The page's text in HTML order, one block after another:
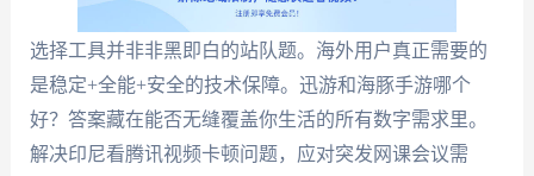
选择工具并非非黑即白的站队题。海外用户真正需要的
是稳定+全能+安全的技术保障。迅游和海豚手游哪个
好？答案藏在能否无缝覆盖你生活的所有数字需求里。
解决印尼看腾讯视频卡顿问题，应对突发网课会议需